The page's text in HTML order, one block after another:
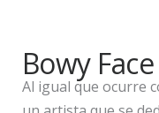
Bowy Face
Al igual que ocurre